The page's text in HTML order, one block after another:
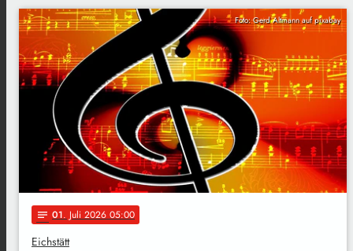
Foto: Gerd Altmann auf pixabay
notes 01. Juli 2026 05:00
Eichstätt